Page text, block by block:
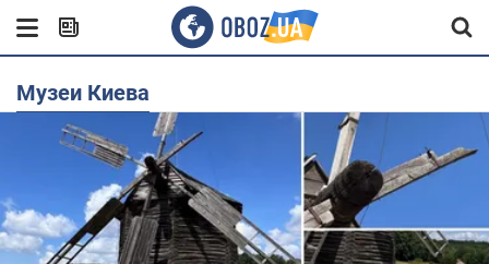
Музеи Киева